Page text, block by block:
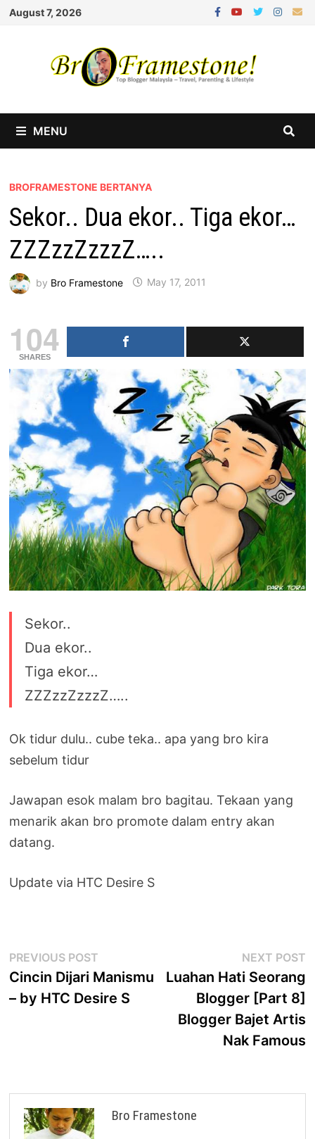
Skip
August 7, 2026
MENU
BROFRAMESTONE BERTANYA
Sekor.. Dua ekor.. Tiga ekor…
ZZZzzZzzzZ…..
by Bro Framestone May 17, 2011
104
SHARES
Sekor..
Dua ekor..
Tiga ekor…
ZZZzzZzzzZ…..
Ok tidur dulu.. cube teka.. apa yang bro kira
sebelum tidur
Jawapan esok malam bro bagitau. Tekaan yang
menarik akan bro promote dalam entry akan
datang.
Update via HTC Desire S
Post
navigation
PREVIOUS POST
post:
Cincin Dijari Manismu
– by HTC Desire S
NEXT POST
Luahan Hati Seorang
Blogger [Part 8]
Blogger Bajet Artis
Nak Famous
Bro Framestone